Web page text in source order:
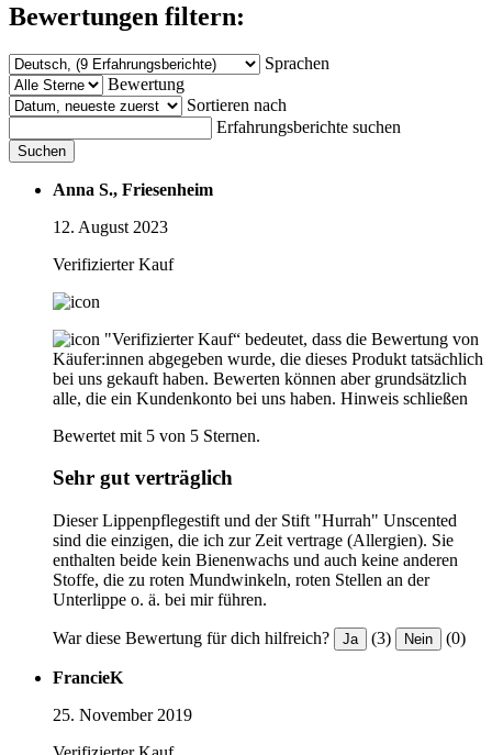
Bewertungen filtern:
Sprachen
Bewertung
Sortieren nach
Erfahrungsberichte suchen
Suchen
Anna S., Friesenheim
12. August 2023
Verifizierter Kauf
"Verifizierter Kauf“ bedeutet, dass die Bewertung von
Käufer:innen abgegeben wurde, die dieses Produkt tatsächlich
bei uns gekauft haben. Bewerten können aber grundsätzlich
alle, die ein Kundenkonto bei uns haben. Hinweis schließen
Bewertet mit 5 von 5 Sternen.
Sehr gut verträglich
Dieser Lippenpflegestift und der Stift "Hurrah" Unscented
sind die einzigen, die ich zur Zeit vertrage (Allergien). Sie
enthalten beide kein Bienenwachs und auch keine anderen
Stoffe, die zu roten Mundwinkeln, roten Stellen an der
Unterlippe o. ä. bei mir führen.
War diese Bewertung für dich hilfreich? Ja (3) Nein (0)
FrancieK
25. November 2019